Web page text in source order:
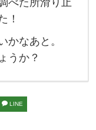
べた所滑り止
！
かなあと。
うか？
LINE